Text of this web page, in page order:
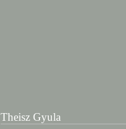
Theisz Gyula